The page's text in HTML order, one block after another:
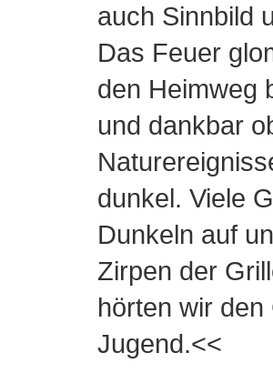
auch Sinnbild
Das Feuer
den Heimweg
und dankbar
dunkel. Viele
Dunkeln auf
Zirpen der
hörten wir
Jugend.<<